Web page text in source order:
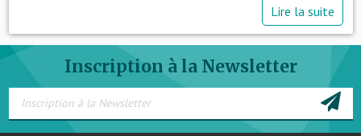
Lire la suite
Inscription à la Newsletter